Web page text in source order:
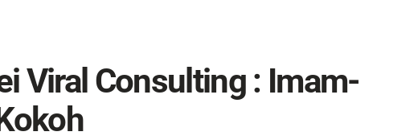
Viral Consulting : Imam-